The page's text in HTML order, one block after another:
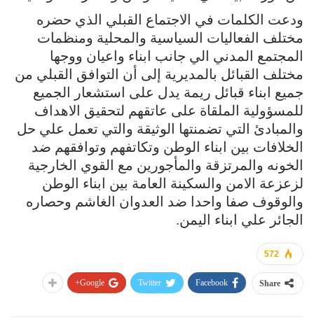
ودعت الكلمات في الاجتماع القبلي الذي حضره
مختلف الفعاليات السياسية والمحلية ومنظمات
المجتمع المدني الي جانب ابناء واعيان ووجها
مختلف القبائل بالمديرية إلى أن التوافق القبلي من
جميع ابناء قبائل ريمة يدل على استشعار الجميع
للمسؤولية الملقاة على عاتقهم لتحقيق الاهداف
والمبادئ التي تضمنتها الوثيقة والتي تعمل علي حل
الخلافات بين ابناء الوطن وتكاتفهم وتوافقهم ضد
الخونه والمرتزقة والمأجورين مع القوي الخارجية
لزعزعة الامن والسكينة العامة بين ابناء الوطن
والوقوف صفا واحدا ضد العدوان الغاشم وحصاره
الجائر علي ابناء اليمن.
572
Share
Facebook
Twitter
Google+